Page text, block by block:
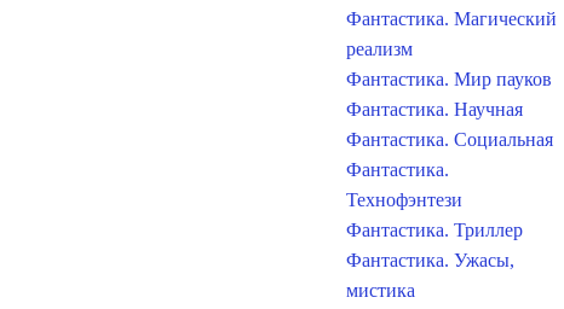
Фантастика. Магический
реализм
Фантастика. Мир пауков
Фантастика. Научная
Фантастика. Социальная
Фантастика.
Технофэнтези
Фантастика. Триллер
Фантастика. Ужасы,
мистика